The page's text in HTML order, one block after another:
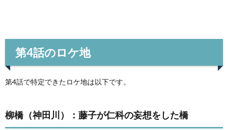
第4話のロケ地
第4話で特定できたロケ地は以下です。
柳橋（神田川）：藤子が仁科の妄想をした橋